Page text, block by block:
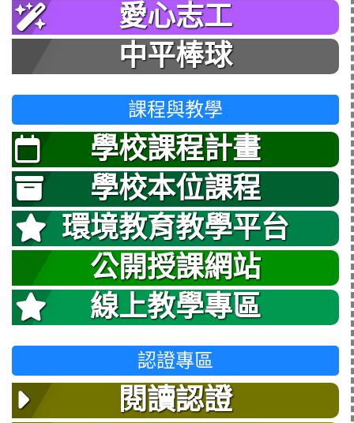
愛心志工
中平棒球
課程與教學
學校課程計畫
學校本位課程
環境教育教學平台
公開授課網站
線上教學專區
認證專區
閱讀認證